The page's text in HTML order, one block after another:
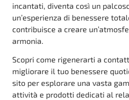
incantati, diventa così un
un’esperienza di benessere
contribuisce a creare
armonia.
Scopri come rigenerarti a
migliorare il tuo benessere
sito per esplorare una vasta
attività e prodotti dedicati al